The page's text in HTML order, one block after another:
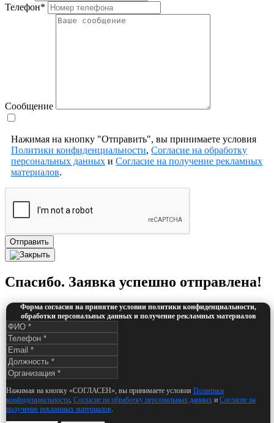
Телефон*
Сообщение
Нажимая на кнопку "Отправить", вы принимаете условия
Политики конфиденциальности, Согласие на обработку
персональных данных и Согласие на получение рекламных
материалов.
Отправить
Спасибо. Заявка успешно отправлена!
Форма согласия на принятие условии политики конфиденциальности,
обработки персональных данных и получение рекламных материалов
Нажимая на кнопку «СОГЛАСЕН», вы принимаете условия Политики
конфиденциальности, Согласие на обработку персональных данныхи Согласие на
получение рекламных материалов.